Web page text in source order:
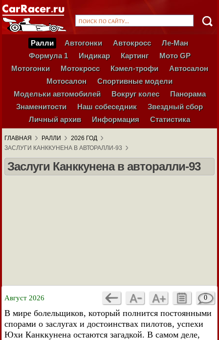
Ралли Автогонки Автокросс
Ле-Ман
Формула 1
Индикар Картинг
Мото GP
Мотогонки
Мотокросс Кэмел-трофи
Автосалон
Мотосалон
Спортивные модели
Модельки автомобилей
Вокруг колес
Панорама
Знаменитости
Наш собеседник
Звездный сбор
Личный архив
Информация Статистика
ГЛАВНАЯ РАЛЛИ
2026 ГОД
ЗАСЛУГИ КАНККУНЕНА В АВТОРАЛЛИ-93
Заслуги Канккунена в авторалли-93
Август 2026 0
В мире болельщиков, который полнится постоянными
спорами о заслугах и достоинствах пилотов, успехи
Юхи Канккунена остаются загадкой. В самом деле,